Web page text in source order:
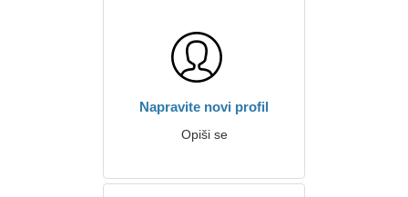
Napravite novi profil
Opiši se